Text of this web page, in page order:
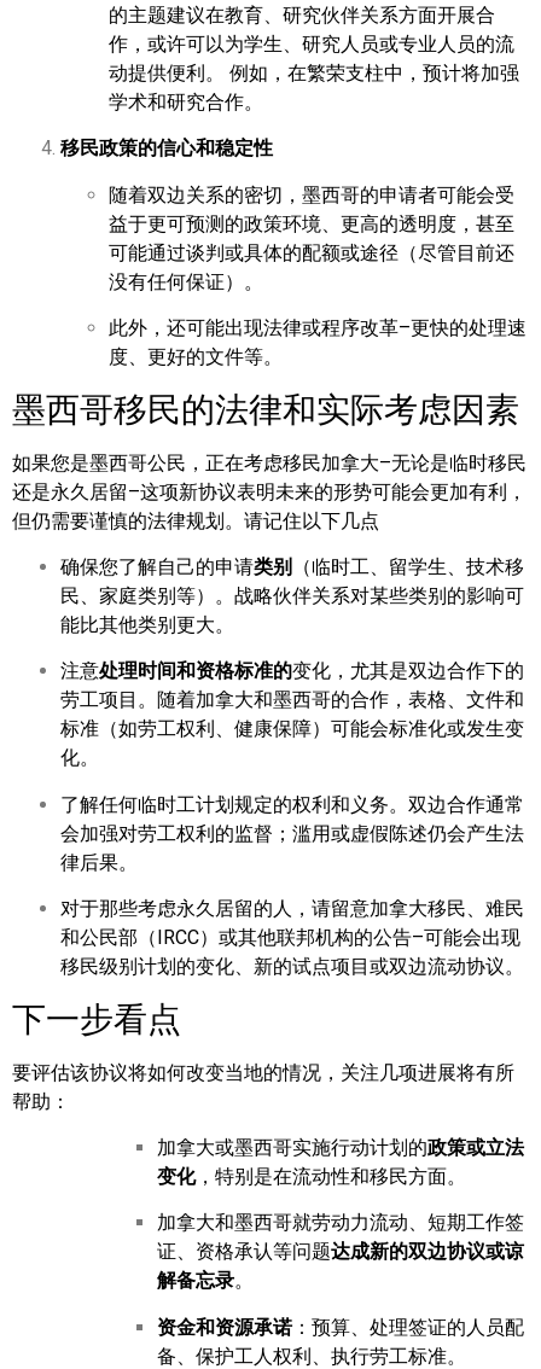
的主题建议在教育、研究伙伴关系方面开展合
作，或许可以为学生、研究人员或专业人员的流
动提供便利。 例如，在繁荣支柱中，预计将加强
学术和研究合作。
移民政策的信心和稳定性
随着双边关系的密切，墨西哥的申请者可能会受
益于更可预测的政策环境、更高的透明度，甚至
可能通过谈判或具体的配额或途径（尽管目前还
没有任何保证）。
此外，还可能出现法律或程序改革–更快的处理速
度、更好的文件等。
墨西哥移民的法律和实际考虑因素
如果您是墨西哥公民，正在考虑移民加拿大–无论是临时移民
还是永久居留–这项新协议表明未来的形势可能会更加有利，
但仍需要谨慎的法律规划。请记住以下几点
确保您了解自己的申请类别
（临时工、留学生、技术移
民、家庭类别等）。战略伙伴关系对某些类别的影响可
能比其他类别更大。
注意处理时间和资格标准的变化，尤其是双边合作下的
劳工项目。随着加拿大和墨西哥的合作，表格、文件和
标准（如劳工权利、健康保障）可能会标准化或发生变
化。
了解任何临时工计划规定的权利和义务。双边合作通常
会加强对劳工权利的监督；滥用或虚假陈述仍会产生法
律后果。
对于那些考虑永久居留的人，请留意加拿大移民、难民
和公民部（IRCC）或其他联邦机构的公告–可能会出现
移民级别计划的变化、新的试点项目或双边流动协议。
下一步看点
要评估该协议将如何改变当地的情况，关注几项进展将有所
帮助：
加拿大或墨西哥实施行动计划的政策或立法
变化，特别是在流动性和移民方面。
加拿大和墨西哥就劳动力流动、短期工作签
证、资格承认等问题达成新的双边协议或谅
解备忘录。
资金和资源承诺：预算、处理签证的人员配
备、保护工人权利、执行劳工标准。